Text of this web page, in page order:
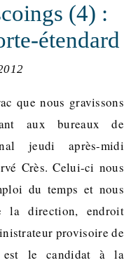
(4) :
étendard
aux bureaux de
jeudi après-midi
Crès. Celui-ci nous
du temps et nous
la direction, endroit
provisoire de
est le candidat à la